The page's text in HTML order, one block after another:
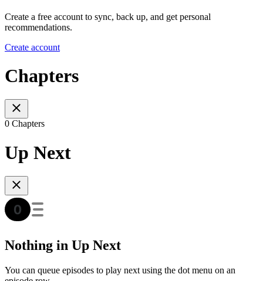
Create a free account to sync, back up, and get personal
recommendations.
Create account
Chapters
0 Chapters
Up Next
Nothing in Up Next
You can queue episodes to play next using the dot menu on an